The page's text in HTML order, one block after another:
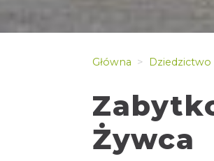
Główna
Żywca